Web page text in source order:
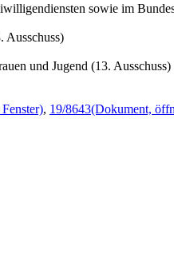
sowie im
Ausschuss)
und Jugend (13. Ausschuss)
, 19/8643(Dokument,